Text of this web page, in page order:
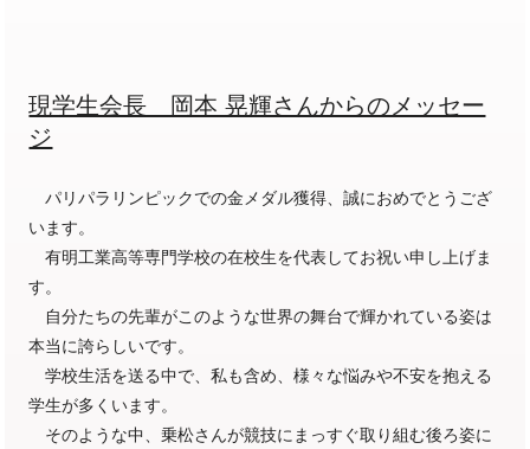
現学生会長 岡本 晃輝さんからのメッセー
ジ
パリパラリンピックでの金メダル獲得、誠におめでとうござ
います。
有明工業高等専門学校の在校生を代表してお祝い申し上げま
す。
自分たちの先輩がこのような世界の舞台で輝かれている姿は
本当に誇らしいです。
学校生活を送る中で、私も含め、様々な悩みや不安を抱える
学生が多くいます。
そのような中、乗松さんが競技にまっすぐ取り組む後ろ姿に